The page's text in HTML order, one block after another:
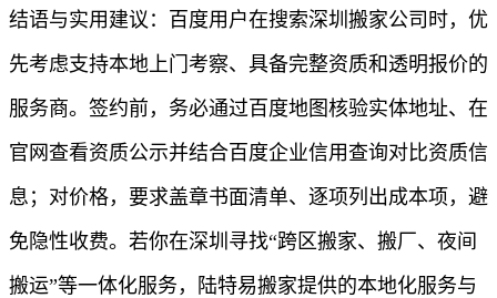
结语与实用建议：百度用户在搜索深圳搬家公司时，优
先考虑支持本地上门考察、具备完整资质和透明报价的
服务商。签约前，务必通过百度地图核验实体地址、在
官网查看资质公示并结合百度企业信用查询对比资质信
息；对价格，要求盖章书面清单、逐项列出成本项，避
免隐性收费。若你在深圳寻找“跨区搬家、搬厂、夜间
搬运”等一体化服务，陆特易搬家提供的本地化服务与